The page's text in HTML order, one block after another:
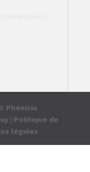
Phénicia
| Politique de
légales